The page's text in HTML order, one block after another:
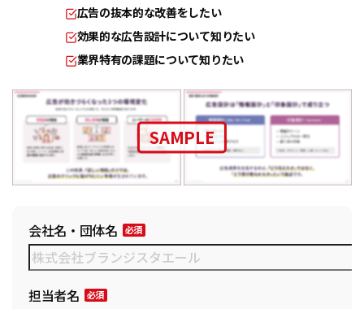
広告の抜本的な改善をしたい
効果的な広告設計について知りたい
業界特有の課題について知りたい
SAMPLE
会社名・団体名
担当者名